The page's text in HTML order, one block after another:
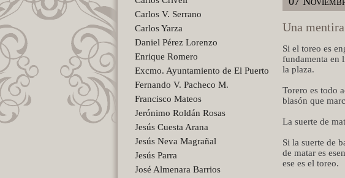
Carlos V. Serrano
Carlos Yarza
Daniel Pérez Lorenzo
Enrique Romero
Excmo. Ayuntamiento de El Puerto
Fernando V. Pacheco M.
Francisco Mateos
Jerónimo Roldán Rosas
Jesús Cuesta Arana
Jesús Neva Magrañal
Jesús Parra
José Almenara Barrios
Una
Si el toreo es
fundamenta en
la plaza.
Torero es todo
blasón que
La suerte de
Si la suerte de
de matar es
ese es el toreo.